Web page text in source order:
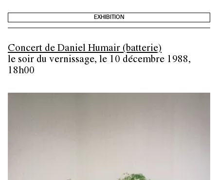
EXHIBITION
Concert de Daniel Humair (batterie)
le soir du vernissage, le 10 décembre 1988,
18h00